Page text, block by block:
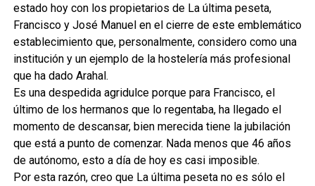
estado hoy con los propietarios de La última peseta,
Francisco y José Manuel en el cierre de este emblemático
establecimiento que, personalmente, considero como una
institución y un ejemplo de la hostelería más profesional
que ha dado Arahal.
Es una despedida agridulce porque para Francisco, el
último de los hermanos que lo regentaba, ha llegado el
momento de descansar, bien merecida tiene la jubilación
que está a punto de comenzar. Nada menos que 46 años
de autónomo, esto a día de hoy es casi imposible.
Por esta razón, creo que La última peseta no es sólo el